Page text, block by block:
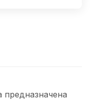
предназначена